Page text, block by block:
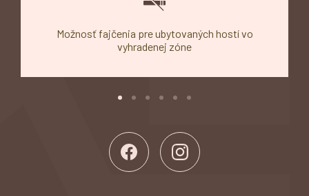
Možnosť fajčenia pre ubytovaných hostí vo
vyhradenej zóne